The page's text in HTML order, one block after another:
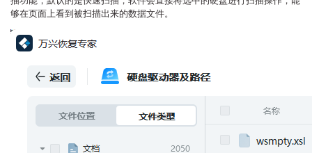
够在页面上看到被扫描出来的数据文件。